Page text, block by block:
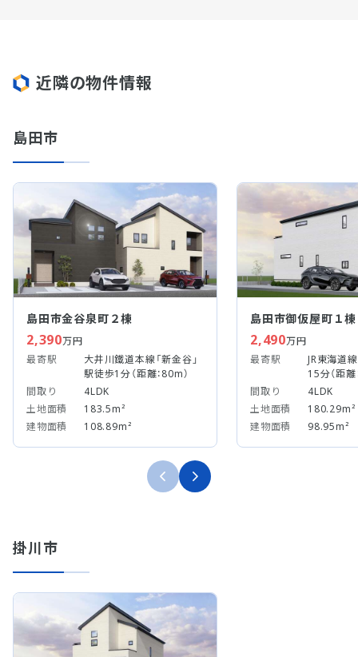
近隣の物件情報
島田市
島田市金谷泉町２棟
2,390万円
最寄駅
大井川鐵道本線「新金谷」
駅徒歩1分（距離：80m）
間取り
4LDK
土地面積
183.5m²
建物面積
108.89m²
島田市御仮屋町１棟
2,490万円
最寄駅
JR東海道
15分（距離
間取り
4LDK
土地面積
180.29m²
建物面積
98.95m²
掛川市